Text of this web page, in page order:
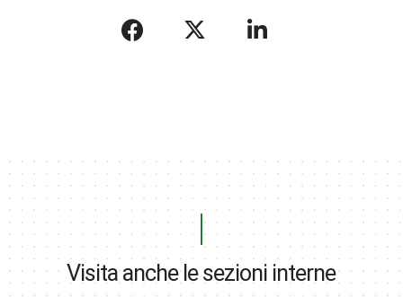
Visita anche le sezioni interne